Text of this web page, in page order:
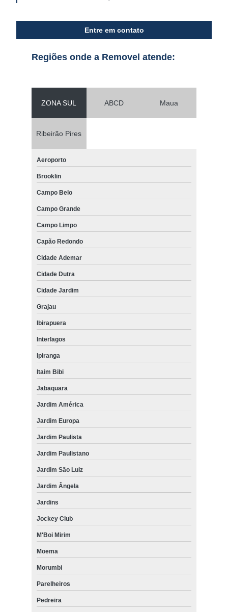
Entre em contato
Regiões onde a Removel atende:
ZONA SUL ABCD Maua
Ribeirão Pires
Aeroporto
Brooklin
Campo Belo
Campo Grande
Campo Limpo
Capão Redondo
Cidade Ademar
Cidade Dutra
Cidade Jardim
Grajau
Ibirapuera
Interlagos
Ipiranga
Itaim Bibi
Jabaquara
Jardim América
Jardim Europa
Jardim Paulista
Jardim Paulistano
Jardim São Luiz
Jardim Ângela
Jardins
Jockey Club
M'Boi Mirim
Moema
Morumbi
Parelheiros
Pedreira